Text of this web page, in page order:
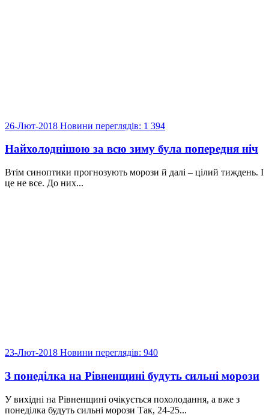
26-Лют-2018 Новини переглядів: 1 394
Найхолоднішою за всю зиму була попередня ніч
Втім синоптики прогнозують морози й далі – цілий тиждень. І
це не все. До них...
23-Лют-2018 Новини переглядів: 940
З понеділка на Рівненщині будуть сильні морози
У вихідні на Рівненщині очікується похолодання, а вже з
понеділка будуть сильні морози Так, 24-25...